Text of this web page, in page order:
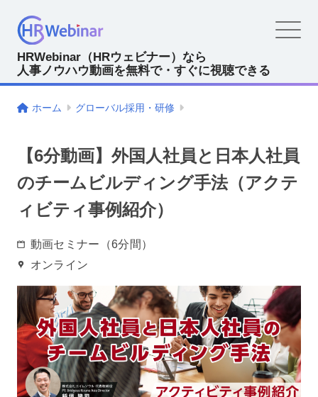
HRWebinar（HRウェビナー）なら
人事ノウハウ動画を無料で・すぐに視聴できる
ホーム グローバル採用・研修
【6分動画】外国人社員と日本人社員
のチームビルディング手法（アクテ
ィビティ事例紹介）
動画セミナー（6分間）
オンライン